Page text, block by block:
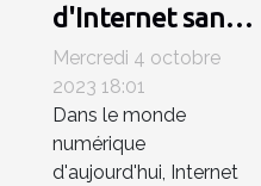
d'Internet sans
antivirus:
comprendre les
risques
Mercredi 4 octobre
2023 18:01
Dans le monde
numérique
d'aujourd'hui, Internet